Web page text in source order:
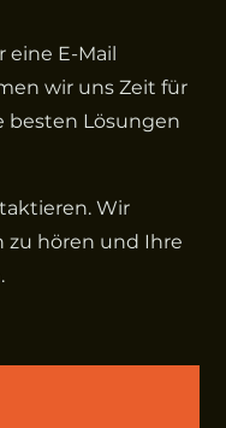
eine E-Mail
wir uns Zeit für
besten Lösungen
Wir
zu hören und Ihre